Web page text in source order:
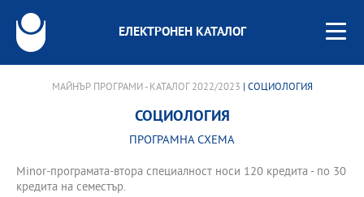
ЕЛЕКТРОНЕН КАТАЛОГ
МАЙНЪР ПРОГРАМИ - КАТАЛОГ 2022/2023 | СОЦИОЛОГИЯ
СОЦИОЛОГИЯ
ПРОГРАМНА СХЕМА
Minor-програмата-втора специалност носи 120 кредита - по 30
кредита на семестър.